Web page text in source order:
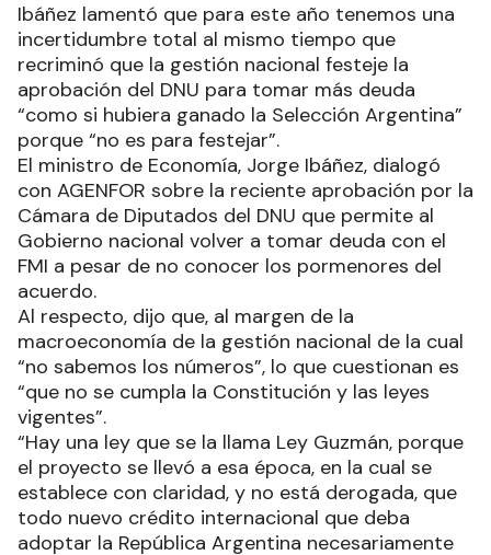
Ibáñez lamentó que para este año tenemos una
incertidumbre total al mismo tiempo que
recriminó que la gestión nacional festeje la
aprobación del DNU para tomar más deuda
“como si hubiera ganado la Selección Argentina”
porque “no es para festejar”.
El ministro de Economía, Jorge Ibáñez, dialogó
con AGENFOR sobre la reciente aprobación por la
Cámara de Diputados del DNU que permite al
Gobierno nacional volver a tomar deuda con el
FMI a pesar de no conocer los pormenores del
acuerdo.
Al respecto, dijo que, al margen de la
macroeconomía de la gestión nacional de la cual
“no sabemos los números”, lo que cuestionan es
“que no se cumpla la Constitución y las leyes
vigentes”.
“Hay una ley que se la llama Ley Guzmán, porque
el proyecto se llevó a esa época, en la cual se
establece con claridad, y no está derogada, que
todo nuevo crédito internacional que deba
adoptar la República Argentina necesariamente